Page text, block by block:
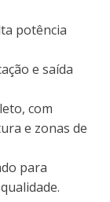
potência
e saída
com
e zonas de
para